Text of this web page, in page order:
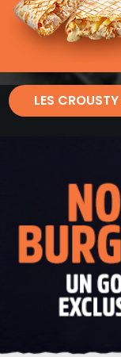
Zones
LES CROUSTY